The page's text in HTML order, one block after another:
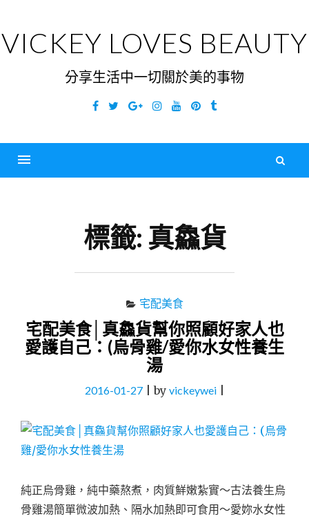
content
VICKEY LOVES BEAUTY
分享生活中一切關於美的事物
Facebook
TwitterGoogleInstagramYouTubePinterest
Tumblr
標籤: 真鱻貨
宅配美食
宅配美食│真鱻貨幫你照顧好家人也
愛護自己：(烏骨雞/愛你水女性養生
湯
2016-01-27|by vickeywei|
純正烏骨雞，純中藥熬煮，肉質鮮嫩紮實～古法養生烏
骨雞湯簡單微波加熱、隔水加熱即可食用～愛妳水女性